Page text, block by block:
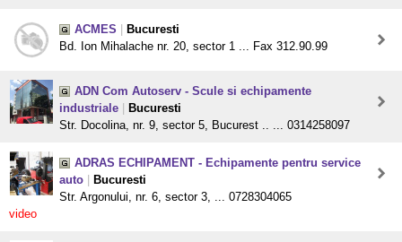
ACMES
Bucuresti
Bd. Ion Mihalache nr. 20, sector 1 ... Fax 312.90.99
ADN Com Autoserv - Scule si echipamente
industriale
Bucuresti
Str. Docolina, nr. 9, sector 5, Bucurest .. ... 0314258097
ADRAS ECHIPAMENT - Echipamente pentru service
auto
Bucuresti
Str. Argonului, nr. 6, sector 3, ... 0728304065
video